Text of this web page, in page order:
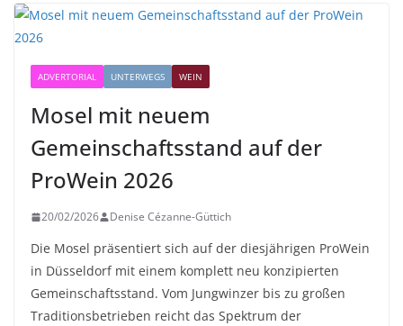
ADVERTORIAL UNTERWEGS WEIN
Mosel mit neuem
Gemeinschaftsstand auf der
ProWein 2026
20/02/2026 Denise Cézanne-Güttich
Die Mosel präsentiert sich auf der diesjährigen ProWein
in Düsseldorf mit einem komplett neu konzipierten
Gemeinschaftsstand. Vom Jungwinzer bis zu großen
Traditionsbetrieben reicht das Spektrum der